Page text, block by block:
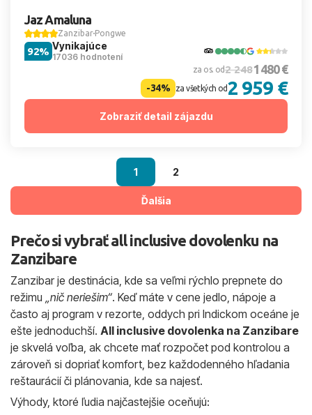
Jaz Amaluna
Zanzibar Pongwe
Vynikajúce
17036 hodnotení
92%
za os. od2 2481 480 €
-34% za všetkých od2 959 €
Zobraziť detail zájazdu
1 2
Ďalšia
Prečo si vybrať all inclusive dovolenku na
Zanzibare
Zanzibar je destinácia, kde sa veľmi rýchlo prepnete do
režimu „nič neriešim“. Keď máte v cene jedlo, nápoje a
často aj program v rezorte, oddych pri Indickom oceáne je
ešte jednoduchší. All inclusive dovolenka na Zanzibare
je skvelá voľba, ak chcete mať rozpočet pod kontrolou a
zároveň si dopriať komfort, bez každodenného hľadania
reštaurácií či plánovania, kde sa najesť.
Výhody, ktoré ľudia najčastejšie oceňujú: